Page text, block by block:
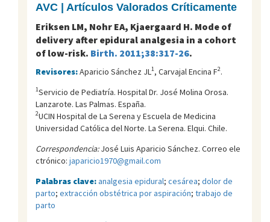
AVC | Artículos Valorados Críticamente
Eriksen LM, Nohr EA, Kjaergaard H. Mode of
delivery after epidural analgesia in a cohort
of low-risk. Birth. 2011;38:317-26.
Revisores:Aparicio Sánchez JL 1, Carvajal Encina F2.
1Servicio de Pediatría. Hospital Dr. José Molina Orosa.
Lanzarote. Las Palmas. España.
2UCIN Hospital de La Serena y Escuela de Medicina
Universidad Católica del Norte. La Serena. Elqui. Chile.
Correspondencia:José Luis Aparicio Sánchez. Correo ele
ctrónico: japaricio1970@gmail.com
Palabras clave:analgesia epidural; cesárea; dolor de
parto; extracción obstétrica por aspiración; trabajo de
parto